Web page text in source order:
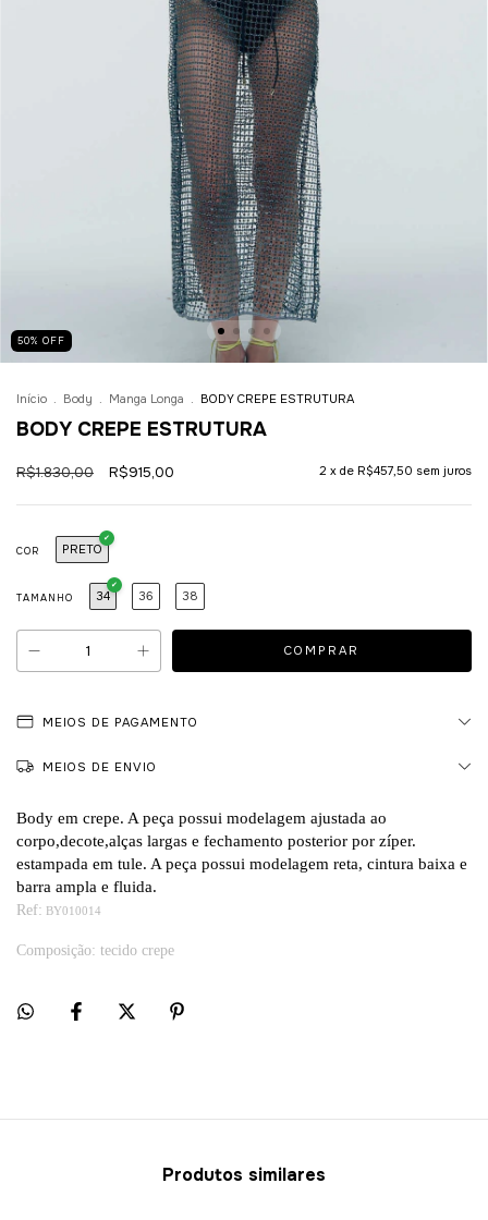
50% OFF
Início . Body . Manga Longa . BODY CREPE ESTRUTURA
BODY CREPE ESTRUTURA
R$1.830,00 R$915,00 2 x de R$457,50 sem juros
COR PRETO
TAMANHO 34 36 38
MEIOS DE PAGAMENTO
MEIOS DE ENVIO
Body em crepe. A peça possui modelagem ajustada ao
corpo,decote,alças largas e fechamento posterior por zíper.
estampada em tule. A peça possui modelagem reta, cintura baixa e
barra ampla e fluida.
Ref: BY010014
Composição: tecido crepe
Produtos similares